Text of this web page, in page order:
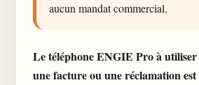
aucun mandat commercial.
Le téléphone ENGIE Pro à
une facture ou une réclamation est